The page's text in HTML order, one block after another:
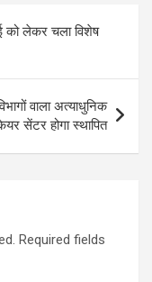
को लेकर चला विशेष
वाला अत्याधुनिक
सेंटर होगा स्थापित
Required fields